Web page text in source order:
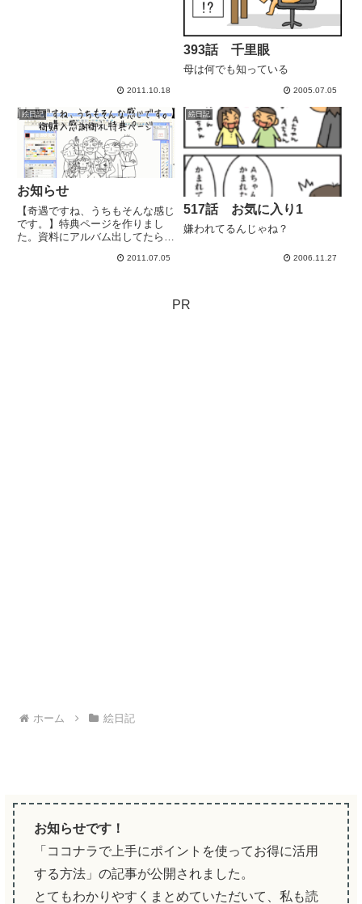
2011.10.18
393話 千里眼
母は何でも知っている
2005.07.05
絵日記
お知らせ
【奇遇ですね、うちもそんな感じ
です。】特典ページを作りまし
た。資料にアルバム出してたら皆
2011.07.05
絵日記
517話 お気に入り1
嫌われてるんじゃね？
2006.11.27
PR
ホーム 絵日記
お知らせです！
「ココナラで上手にポイントを使ってお得に活用
する方法」の記事が公開されました。
とてもわかりやすくまとめていただいて、私も読